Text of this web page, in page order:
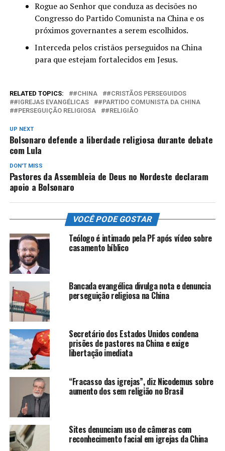
Rogue ao Senhor que conduza as decisões no
Congresso do Partido Comunista na China e os
próximos governantes a serem escolhidos.
Interceda pelos cristãos perseguidos na China
para que estejam fortalecidos em Jesus.
RELATED TOPICS: #CHINA
#CRISTÃOS PERSEGUIDOS
#IGREJAS EVANGÉLICAS
#PARTIDO COMUNISTA DA CHINA
#PERSEGUIÇÃO RELIGIOSA
#RELIGIÃO
UP NEXT
Bolsonaro defende a liberdade religiosa durante debate
com Lula
DON'T MISS
Pastores da Assembleia de Deus no Nordeste declaram
apoio a Bolsonaro
VOCÊ PODE GOSTAR
Teólogo é intimado pela PF após vídeo sobre
casamento bíblico
Bancada evangélica divulga nota e denuncia
perseguição religiosa na China
Secretário dos Estados Unidos condena
prisões de pastores na China e exige
libertação imediata
“Fracasso das igrejas”, diz Nicodemus sobre
aumento dos sem religião no Brasil
Sites denunciam uso de câmeras com
reconhecimento facial em igrejas da China